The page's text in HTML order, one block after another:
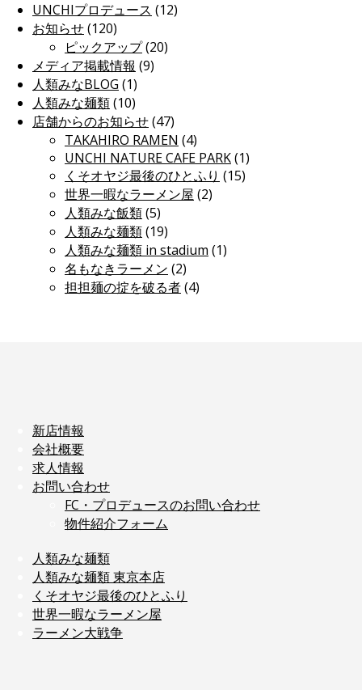
UNCHIプロデュース (12)
お知らせ(120)
ピックアップ(20)
メディア掲載情報 (9)
人類みなBLOG (1)
人類みな麺類(10)
店舗からのお知らせ(47)
TAKAHIRO RAMEN (4)
UNCHI NATURE CAFE PARK(1)
くそオヤジ最後のひとふり (15)
世界一暇なラーメン屋 (2)
人類みな飯類(5)
人類みな麺類(19)
人類みな麺類 in stadium (1)
名もなきラーメン (2)
担担麺の掟を破る者(4)
新店情報
会社概要
求人情報
お問い合わせ
FC・プロデュースのお問い合わせ
物件紹介フォーム
人類みな麺類
人類みな麺類 東京本店
くそオヤジ最後のひとふり
世界一暇なラーメン屋
ラーメン大戦争